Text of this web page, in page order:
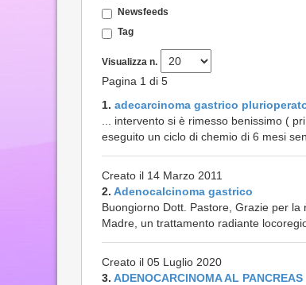
Newsfeeds
Tag
Visualizza n.
Pagina 1 di 5
1. adecarcinoma gastrico
... intervento si è rimesso benissimo (
eseguito un ciclo di chemio di 6 mesi
Creato il 14 Marzo 2011
2. Adenocalcinoma gastrico
Buongiorno Dott. Pastore, Grazie per
Madre, un trattamento radiante
Creato il 05 Luglio 2020
3. ADENOCARCINOMA AL PANCREAS